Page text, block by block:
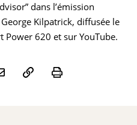
dans l’émission
Kilpatrick, diffusée le
Power 620 et sur YouTube.
Print